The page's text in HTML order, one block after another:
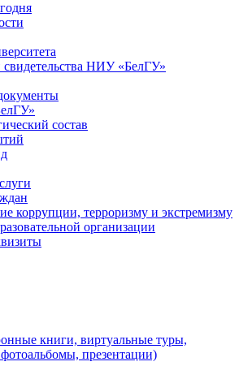
НИУ «БелГУ»
состав
коррупции, терроризму и экстремизму
организации
книги, виртуальные туры,
презентации)